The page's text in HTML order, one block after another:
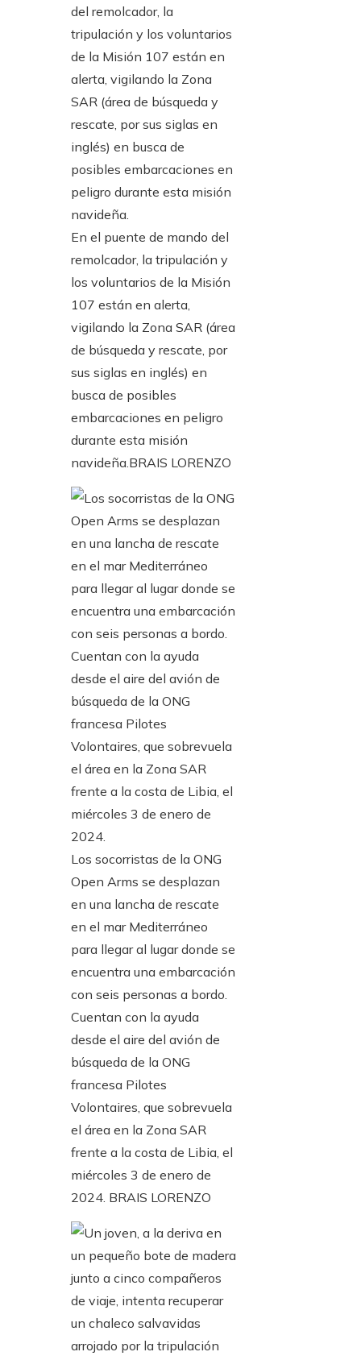
En el puente de mando del
remolcador, la tripulación y
los voluntarios de la Misión
107 están en alerta,
vigilando la Zona SAR (área
de búsqueda y rescate, por
sus siglas en inglés) en
busca de posibles
embarcaciones en peligro
durante esta misión
navideña.BRAIS LORENZO
Los socorristas de la ONG
Open Arms se desplazan
en una lancha de rescate
en el mar Mediterráneo
para llegar al lugar donde se
encuentra una embarcación
con seis personas a bordo.
Cuentan con la ayuda
desde el aire del avión de
búsqueda de la ONG
francesa Pilotes
Volontaires, que sobrevuela
el área en la Zona SAR
frente a la costa de Libia, el
miércoles 3 de enero de
2024. BRAIS LORENZO